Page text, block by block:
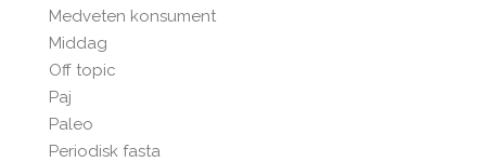
Medveten konsument
Middag
Off topic
Paj
Paleo
Periodisk fasta